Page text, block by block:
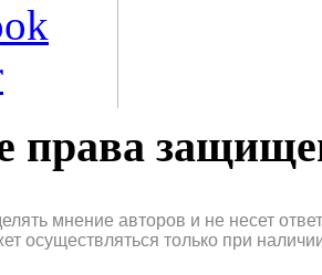
права
мнение авторов и не несет
осуществляться только при